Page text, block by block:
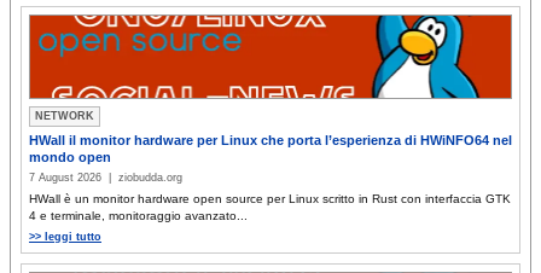
NETWORK
HWall il monitor hardware per Linux che porta l’esperienza di HWiNFO64 nel
mondo open
7 August 2026 | ziobudda.org
HWall è un monitor hardware open source per Linux scritto in Rust con interfaccia GTK
4 e terminale, monitoraggio avanzato...
>> leggi tutto